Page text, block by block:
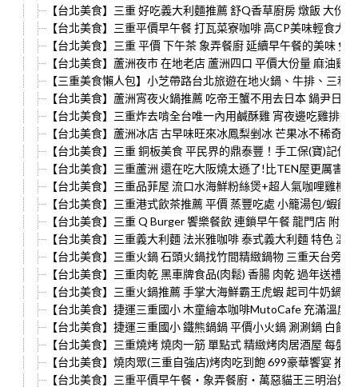
【台北美食】三重 好吃義大利麵推薦 舒Q香草廚房 燉飯 大份
【台北美食】三重平價早午餐 打瓦菜寮咖啡 高CP美味輕食大
【台北美食】三重 平價 下午茶 象弄餐廚 延續早午餐的美味
【台北美食】蘆洲夜市 在地老店 蘆洲四口 平價大份量 麻油
【三重美食懶人包】小芝帶路台北旅遊在地火鍋、牛排、三
【台北美食】蘆洲宵夜火鍋推薦 吃帝王蟹不用去日本 鍋尹日
【台北美食】三重炸去啃全台唯一內用鹹酥雞 宵夜邊吃雞排
【台北美食】蘆洲冰店 古早味旺來冰鳳梨剉冰 芒果冰不稀奇
【台北美食】三重 銅板美食 平民界的鼎泰豐！手工保(寶)記
【台北美食】三重蘆洲 還在吃大阪燒太遜了!比TEN屋更厲害
【台北美食】三重品菲屋 流口水海鮮粉絲煲+超人氣咖哩雞
【台北美食】三重港式飲茶推薦 平價 蒸豐吃處 小籠湯包/蝦餃/
【台北美食】三重 Q Burger 饗樂餐飲 連鎖早午餐 龍門店 附
【台北美食】三重義大利麵 法米雅咖啡 泰式義大利麵 特色
【台北美食】三重火鍋 石頭火鍋找竹間精緻鍋物 三重天台旁
【台北美食】三重肉乾 黑車牌食品(肉鬆) 香腸 肉乾 過年送禮
【台北美食】三重火鍋推薦 手掌大海鮮霸王虎蝦 起司牛奶鍋
【台北美食】捷運三重國小 木童繪本咖啡MutoCafe 充滿溫
【台北美食】捷運三重國小 鐵熊鍋鍋 平價小火鍋 涮涮鍋 白飯
【台北美食】三重燒烤 燒肉一筋 單點式 精緻烤肉居酒屋 每盤
【台北美食】燒肉眾(三重自強店)烤肉吃到飽 699豪華饗宴 推
【台北美食】三重平價早午餐‧象弄餐廚‧萬惡貓王三明治好